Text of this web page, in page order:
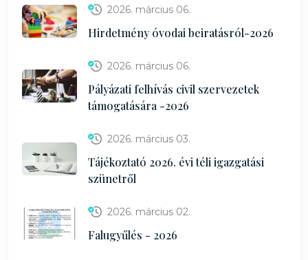
2026. március 06.
Hirdetmény óvodai beiratásról-2026
2026. március 06.
Pályázati felhívás civil szervezetek
támogatására -2026
2026. március 03.
Tájékoztató 2026. évi téli igazgatási
szünetről
2026. március 02.
Falugyűlés - 2026